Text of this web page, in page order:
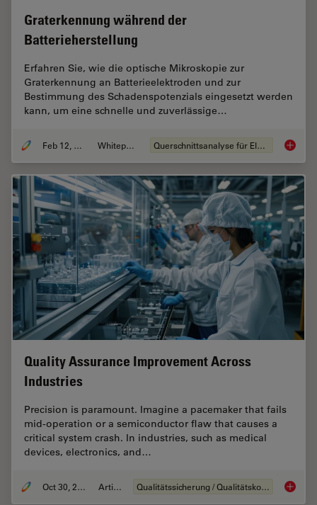
Graterkennung während der
Batterieherstellung
Erfahren Sie, wie die optische Mikroskopie zur
Graterkennung an Batterieelektroden und zur
Bestimmung des Schadenspotenzials eingesetzt werden
kann, um eine schnelle und zuverlässige…
Feb 12, 2026 Whitepaper Querschnittsanalyse für Elektronik
Quality Assurance Improvement Across
Industries
Precision is paramount. Imagine a pacemaker that fails
mid-operation or a semiconductor flaw that causes a
critical system crash. In industries, such as medical
devices, electronics, and…
Oct 30, 2025 Artikel Qualitätssicherung / Qualitätskontrolle Quality